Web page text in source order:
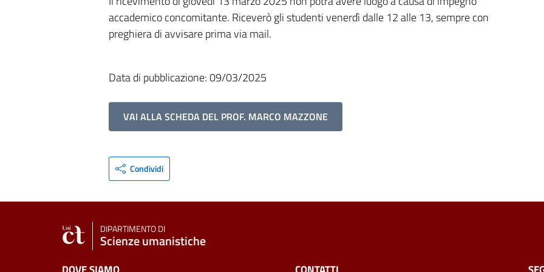
accademico concomitante. Riceverò gli studenti venerdì dalle 12 alle 13, sempre con
preghiera di avvisare prima via mail.
Data di pubblicazione: 09/03/2025
VAI ALLA SCHEDA DEL PROF. MARCO MAZZONE
Condividi
DIPARTIMENTO DI
Scienze umanistiche